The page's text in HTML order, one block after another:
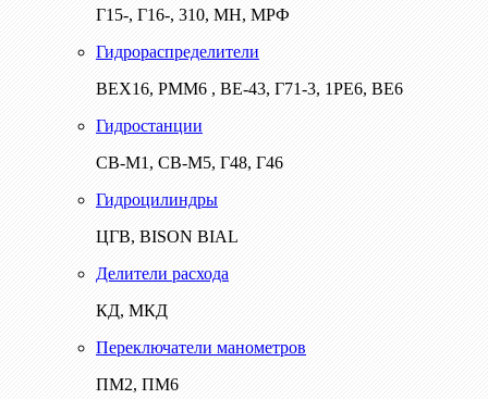
Г15-, Г16-, 310, МН, МРФ
Гидрораспределители
ВЕХ16, РММ6 , ВЕ-43, Г71-3, 1РЕ6, ВЕ6
Гидростанции
СВ-М1, СВ-М5, Г48, Г46
Гидроцилиндры
ЦГВ, BISON BIAL
Делители расхода
КД, МКД
Переключатели манометров
ПМ2, ПМ6